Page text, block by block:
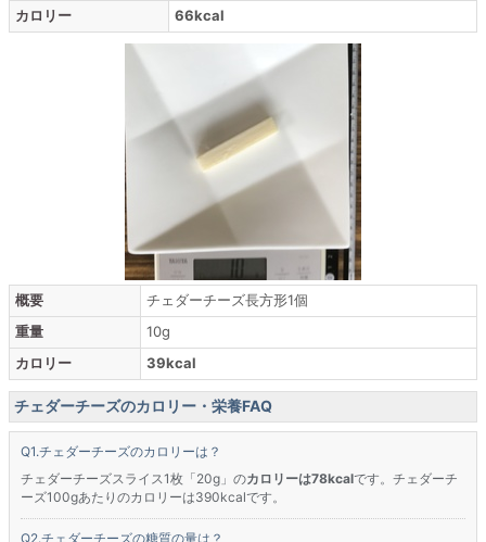
カロリー
66kcal
概要
チェダーチーズ長方形1個
重量
10g
カロリー
39kcal
チェダーチーズのカロリー・栄養FAQ
チェダーチーズのカロリーは？
チェダーチーズスライス1枚「20g」のカロリーは78kcalです。チェダーチ
ーズ100gあたりのカロリーは390kcalです。
チェダーチーズの糖質の量は？